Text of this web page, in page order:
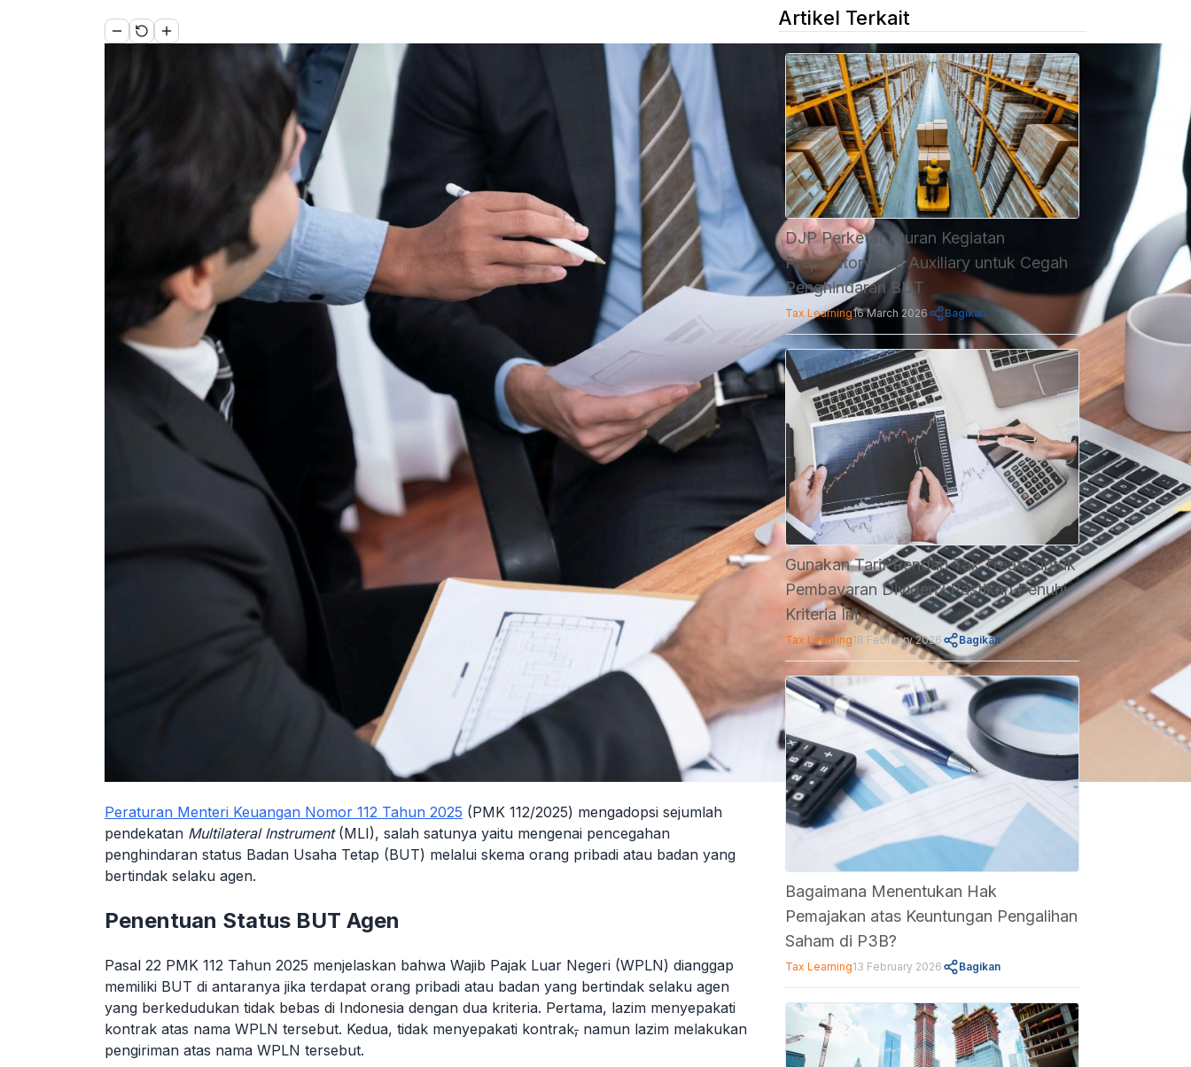
Peraturan Menteri Keuangan Nomor 112 Tahun 2025 (PMK 112/2025) mengadopsi sejumlah
pendekatan Multilateral Instrument(MLI), salah satunya yaitu mengenai pencegahan
penghindaran status Badan Usaha Tetap (BUT) melalui skema orang pribadi atau badan yang
bertindak selaku agen.
Penentuan Status BUT Agen
Pasal 22 PMK 112 Tahun 2025 menjelaskan bahwa Wajib Pajak Luar Negeri (WPLN) dianggap
memiliki BUT di antaranya jika terdapat orang pribadi atau badan yang bertindak selaku agen
yang berkedudukan tidak bebas di Indonesia dengan dua kriteria. Pertama, lazim menyepakati
kontrak atas nama WPLN tersebut. Kedua, tidak menyepakati kontrak, namun lazim melakukan
pengiriman atas nama WPLN tersebut.
Artikel Terkait
DJP Perketat Aturan Kegiatan
Preparatory dan Auxiliary untuk Cegah
Penghindaran BUT
Tax Learning16 March 2026 Bagikan
Gunakan Tarif Rendah Tax Treaty untuk
Pembayaran Dividen? Pastikan Penuhi
Kriteria Ini
Tax Learning18 February 2026 Bagikan
Bagaimana Menentukan Hak
Pemajakan atas Keuntungan Pengalihan
Saham di P3B?
Tax Learning13 February 2026 Bagikan